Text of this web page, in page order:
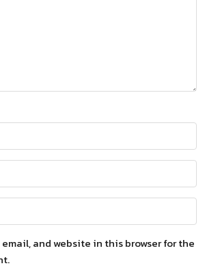
email, and website in this browser for the